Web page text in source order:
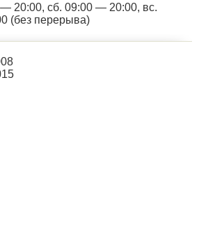
— 20:00, сб. 09:00 — 20:00, вс.
(без перерыва)